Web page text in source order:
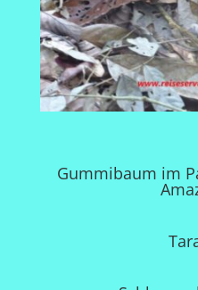
Gummibaum im